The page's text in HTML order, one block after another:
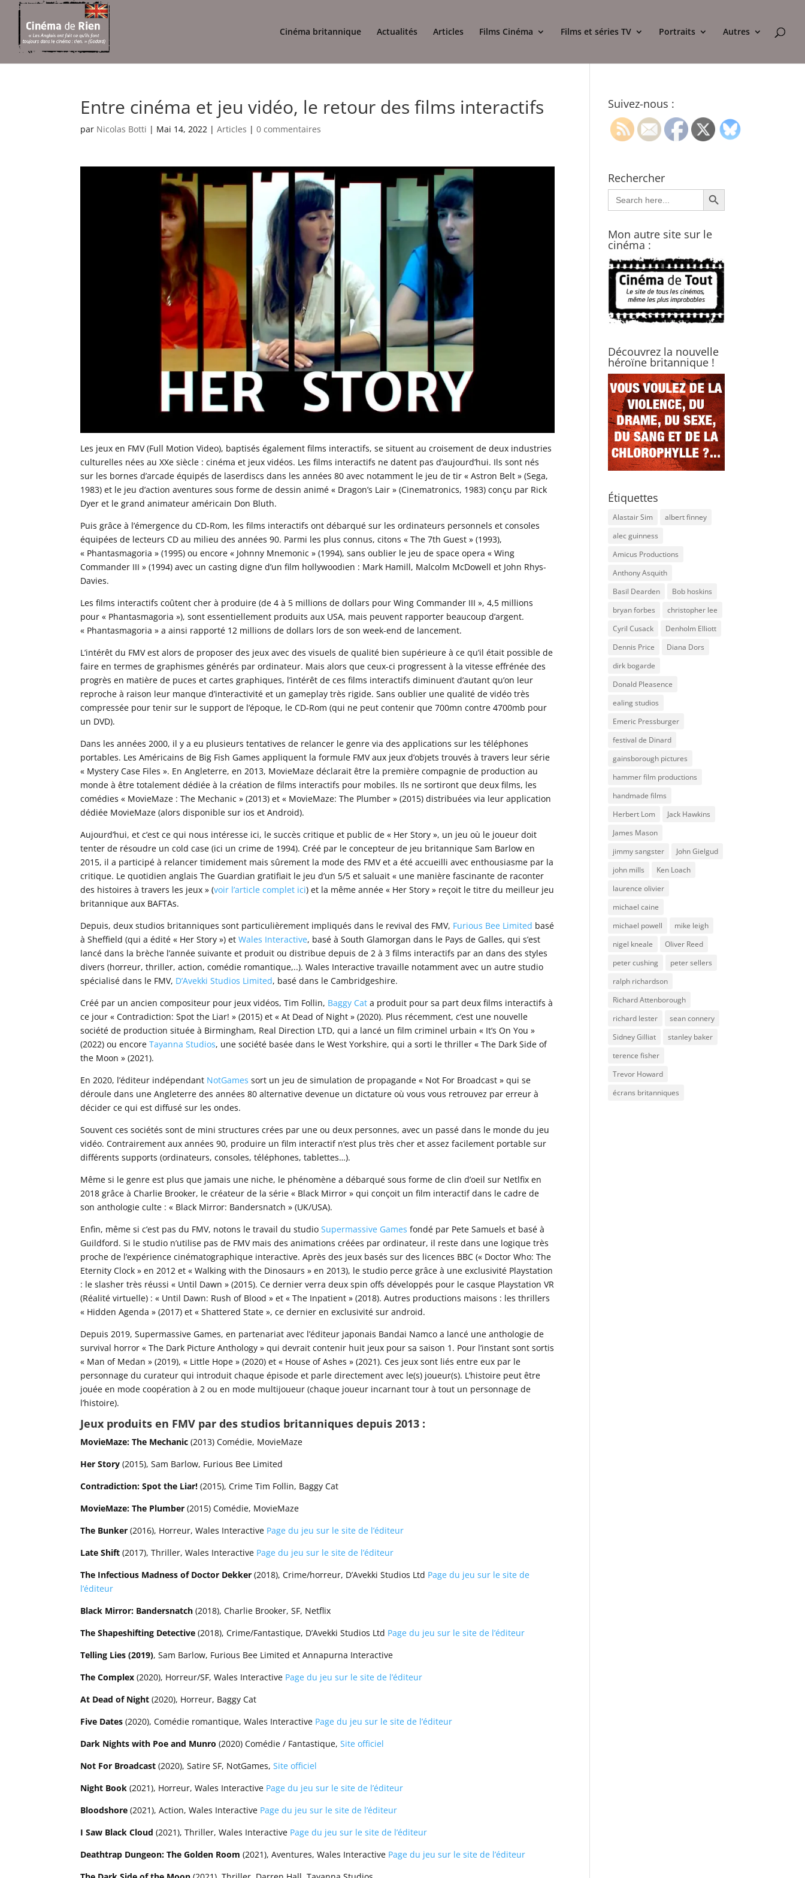
Cinéma britannique Actualités Articles Films Cinéma Films et séries TV Portraits Autres
Entre cinéma et jeu vidéo, le retour des films interactifs
par Nicolas Botti | Mai 14, 2022 |Articles |0 commentaires
Les jeux en FMV (Full Motion Video), baptisés également films interactifs, se situent au croisement de deux industries
culturelles nées au XXe siècle : cinéma et jeux vidéos. Les films interactifs ne datent pas d’aujourd’hui. Ils sont nés
sur les bornes d’arcade équipés de laserdiscs dans les années 80 avec notamment le jeu de tir « Astron Belt » (Sega,
1983) et le jeu d’action aventures sous forme de dessin animé « Dragon’s Lair » (Cinematronics, 1983) conçu par Rick
Dyer et le grand animateur américain Don Bluth.
Puis grâce à l’émergence du CD-Rom, les films interactifs ont débarqué sur les ordinateurs personnels et consoles
équipées de lecteurs CD au milieu des années 90. Parmi les plus connus, citons « The 7th Guest » (1993),
« Phantasmagoria » (1995) ou encore « Johnny Mnemonic » (1994), sans oublier le jeu de space opera « Wing
Commander III » (1994) avec un casting digne d’un film hollywoodien : Mark Hamill, Malcolm McDowell et John Rhys-
Davies.
Les films interactifs coûtent cher à produire (de 4 à 5 millions de dollars pour Wing Commander III », 4,5 millions
pour « Phantasmagoria »), sont essentiellement produits aux USA, mais peuvent rapporter beaucoup d’argent.
« Phantasmagoria » a ainsi rapporté 12 millions de dollars lors de son week-end de lancement.
L’intérêt du FMV est alors de proposer des jeux avec des visuels de qualité bien supérieure à ce qu’il était possible de
faire en termes de graphismes générés par ordinateur. Mais alors que ceux-ci progressent à la vitesse effrénée des
progrès en matière de puces et cartes graphiques, l’intérêt de ces films interactifs diminuent d’autant qu’on leur
reproche à raison leur manque d’interactivité et un gameplay très rigide. Sans oublier une qualité de vidéo très
compressée pour tenir sur le support de l’époque, le CD-Rom (qui ne peut contenir que 700mn contre 4700mb pour
un DVD).
Dans les années 2000, il y a eu plusieurs tentatives de relancer le genre via des applications sur les téléphones
portables. Les Américains de Big Fish Games appliquent la formule FMV aux jeux d’objets trouvés à travers leur série
« Mystery Case Files ». En Angleterre, en 2013, MovieMaze déclarait être la première compagnie de production au
monde à être totalement dédiée à la création de films interactifs pour mobiles. Ils ne sortiront que deux films, les
comédies « MovieMaze : The Mechanic » (2013) et « MovieMaze: The Plumber » (2015) distribuées via leur application
dédiée MovieMaze (alors disponible sur ios et Android).
Aujourd’hui, et c’est ce qui nous intéresse ici, le succès critique et public de « Her Story », un jeu où le joueur doit
tenter de résoudre un cold case (ici un crime de 1994). Créé par le concepteur de jeu britannique Sam Barlow en
2015, il a participé à relancer timidement mais sûrement la mode des FMV et a été accueilli avec enthousiasme par la
critique. Le quotidien anglais The Guardian gratifiait le jeu d’un 5/5 et saluait « une manière fascinante de raconter
des histoires à travers les jeux » (voir l’article complet ici) et la même année « Her Story » reçoit le titre du meilleur jeu
britannique aux BAFTAs.
Depuis, deux studios britanniques sont particulièrement impliqués dans le revival des FMV, Furious Bee Limited basé
à Sheffield (qui a édité « Her Story ») etWales Interactive, basé à South Glamorgan dans le Pays de Galles, qui s’est
lancé dans la brèche l’année suivante et produit ou distribue depuis de 2 à 3 films interactifs par an dans des styles
divers (horreur, thriller, action, comédie romantique,..). Wales Interactive travaille notamment avec un autre studio
spécialisé dans le FMV, D’Avekki Studios Limited, basé dans le Cambridgeshire.
Créé par un ancien compositeur pour jeux vidéos, Tim Follin, Baggy Cat a produit pour sa part deux films interactifs à
ce jour « Contradiction: Spot the Liar! » (2015) et « At Dead of Night » (2020). Plus récemment, c’est une nouvelle
société de production située à Birmingham, Real Direction LTD, qui a lancé un film criminel urbain « It’s On You »
(2022) ou encoreTayanna Studios, une société basée dans le West Yorkshire, qui a sorti le thriller « The Dark Side of
the Moon » (2021).
En 2020, l’éditeur indépendant NotGames sort un jeu de simulation de propagande « Not For Broadcast » qui se
déroule dans une Angleterre des années 80 alternative devenue un dictature où vous vous retrouvez par erreur à
décider ce qui est diffusé sur les ondes.
Souvent ces sociétés sont de mini structures crées par une ou deux personnes, avec un passé dans le monde du jeu
vidéo. Contrairement aux années 90, produire un film interactif n’est plus très cher et assez facilement portable sur
différents supports (ordinateurs, consoles, téléphones, tablettes…).
Même si le genre est plus que jamais une niche, le phénomène a débarqué sous forme de clin d’oeil sur Netlfix en
2018 grâce à Charlie Brooker, le créateur de la série « Black Mirror » qui conçoit un film interactif dans le cadre de
son anthologie culte : « Black Mirror: Bandersnatch » (UK/USA).
Enfin, même si c’est pas du FMV, notons le travail du studioSupermassive Games fondé par Pete Samuels et basé à
Guildford. Si le studio n’utilise pas de FMV mais des animations créées par ordinateur, il reste dans une logique très
proche de l’expérience cinématographique interactive. Après des jeux basés sur des licences BBC (« Doctor Who: The
Eternity Clock » en 2012 et « Walking with the Dinosaurs » en 2013), le studio perce grâce à une exclusivité Playstation
: le slasher très réussi « Until Dawn » (2015). Ce dernier verra deux spin offs développés pour le casque Playstation VR
(Réalité virtuelle) : « Until Dawn: Rush of Blood » et « The Inpatient » (2018). Autres productions maisons : les thrillers
« Hidden Agenda » (2017) et « Shattered State », ce dernier en exclusivité sur android.
Depuis 2019, Supermassive Games, en partenariat avec l’éditeur japonais Bandai Namco a lancé une anthologie de
survival horror « The Dark Picture Anthology » qui devrait contenir huit jeux pour sa saison 1. Pour l’instant sont sortis
« Man of Medan » (2019), « Little Hope » (2020) et « House of Ashes » (2021). Ces jeux sont liés entre eux par le
personnage du curateur qui introduit chaque épisode et parle directement avec le(s) joueur(s). L’histoire peut être
jouée en mode coopération à 2 ou en mode multijoueur (chaque joueur incarnant tour à tout un personnage de
l’histoire).
Jeux produits en FMV par des studios britanniques depuis 2013 :
MovieMaze: The Mechanic (2013) Comédie, MovieMaze
Her Story(2015), Sam Barlow, Furious Bee Limited
Contradiction: Spot the Liar! (2015), Crime Tim Follin, Baggy Cat
MovieMaze: The Plumber (2015) Comédie, MovieMaze
The Bunker (2016), Horreur, Wales Interactive Page du jeu sur le site de l’éditeur
Late Shift (2017), Thriller, Wales Interactive Page du jeu sur le site de l’éditeur
The Infectious Madness of Doctor Dekker (2018), Crime/horreur, D’Avekki Studios Ltd Page du jeu sur le site de
l’éditeur
Black Mirror: Bandersnatch (2018), Charlie Brooker, SF, Netflix
The Shapeshifting Detective (2018), Crime/Fantastique, D’Avekki Studios Ltd Page du jeu sur le site de l’éditeur
Telling Lies (2019), Sam Barlow, Furious Bee Limited et Annapurna Interactive
The Complex (2020), Horreur/SF, Wales Interactive Page du jeu sur le site de l’éditeur
At Dead of Night (2020), Horreur, Baggy Cat
Five Dates (2020), Comédie romantique, Wales Interactive Page du jeu sur le site de l’éditeur
Dark Nights with Poe and Munro (2020) Comédie / Fantastique,Site officiel
Not For Broadcast (2020), Satire SF, NotGames,Site officiel
Night Book (2021), Horreur, Wales Interactive Page du jeu sur le site de l’éditeur
Bloodshore(2021), Action, Wales Interactive Page du jeu sur le site de l’éditeur
I Saw Black Cloud (2021), Thriller, Wales Interactive Page du jeu sur le site de l’éditeur
Deathtrap Dungeon: The Golden Room (2021), Aventures, Wales Interactive Page du jeu sur le site de l’éditeur
Suivez-nous :
Rechercher
Search
for:
Search Button
Mon autre site sur le
cinéma :
Découvrez la nouvelle
héroïne britannique !
Étiquettes
Alastair Sim
albert finney
alec guinness
Amicus Productions
Anthony Asquith
Basil Dearden
Bob hoskins
bryan forbes
christopher lee
Cyril Cusack
Denholm Elliott
Dennis Price
Diana Dors
dirk bogarde
Donald Pleasence
ealing studios
Emeric Pressburger
festival de Dinard
gainsborough pictures
hammer film productions
handmade films
Herbert Lom
Jack Hawkins
James Mason
jimmy sangster
John Gielgud
john mills
Ken Loach
laurence olivier
michael caine
michael powell
mike leigh
nigel kneale
Oliver Reed
peter cushing
peter sellers
ralph richardson
Richard Attenborough
richard lester
sean connery
Sidney Gilliat
stanley baker
terence fisher
Trevor Howard
écrans britanniques